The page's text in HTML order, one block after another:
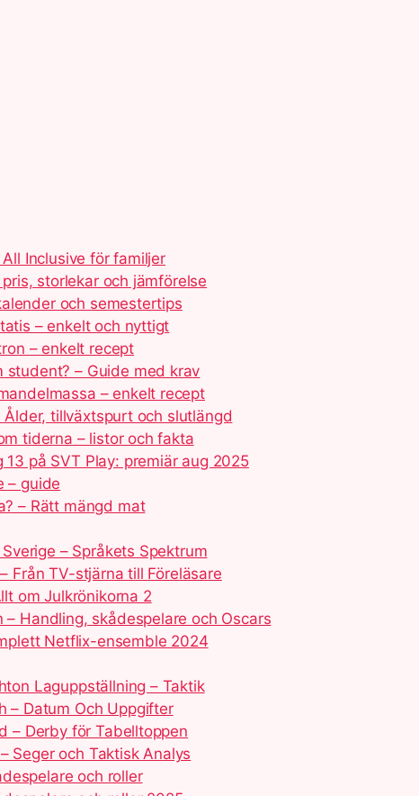
Inclusive för familjer
storlekar och jämförelse
och semestertips
– enkelt och nyttigt
– enkelt recept
– Guide med krav
– enkelt recept
tillväxtspurt och slutlängd
tiderna – listor och fakta
13 på SVT Play: premiär aug 2025
– guide
– Rätt mängd mat
– Språkets Spektrum
Från TV-stjärna till Föreläsare
om Julkrönikorna 2
Handling, skådespelare och Oscars
Netflix-ensemble 2024
Laguppställning – Taktik
– Datum Och Uppgifter
– Derby för Tabelltoppen
Seger och Taktisk Analys
och roller